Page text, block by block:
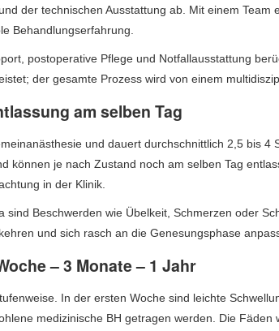
der technischen Ausstattung ab. Mit einem Team
Behandlungserfahrung.
postoperative Pflege und Notfallausstattung
der gesamte Prozess wird von einem
am selben Tag
und dauert durchschnittlich 2,5 bis 4
können je nach Zustand noch am selben Tag
in der Klinik.
Beschwerden wie Übelkeit, Schmerzen oder
und sich rasch an die Genesungsphase
– 3 Monate – 1 Jahr
In der ersten Woche sind leichte
medizinische BH getragen werden. Die Fäden